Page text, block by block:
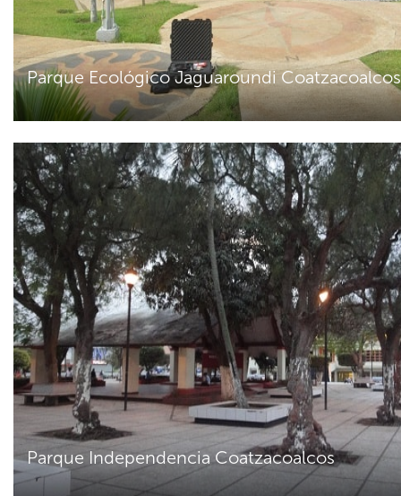
Parque Ecológico Jaguaroundi Coatzacoalcos
Parque Independencia Coatzacoalcos